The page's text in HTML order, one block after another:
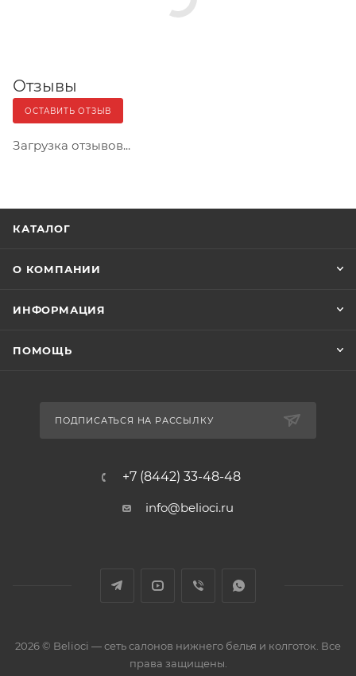
Отзывы
ОСТАВИТЬ ОТЗЫВ
Загрузка отзывов...
КАТАЛОГ
О КОМПАНИИ
ИНФОРМАЦИЯ
ПОМОЩЬ
ПОДПИСАТЬСЯ НА РАССЫЛКУ
+7 (8442) 33-48-48
info@belioci.ru
2026 © Belioci — сеть салонов нижнего белья и колготок. Все
права защищены.